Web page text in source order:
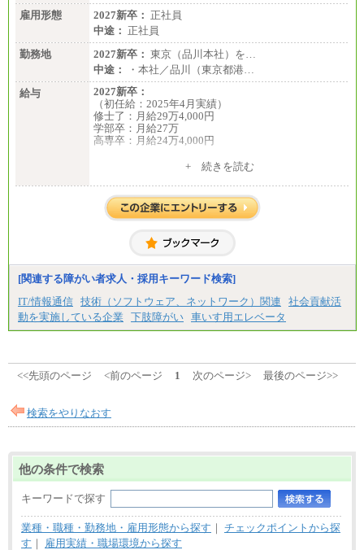
雇用形態
2027新卒： 正社員
中途： 正社員
勤務地
2027新卒： 東京（品川本社）を…
中途：
・本社／品川（東京都港…
給与
2027新卒：
（初任給：2025年4月実績）
修士了：月給29万4,000円
学部卒：月給27万
高専卒：月給24万4,000円
月給 250,000円～350,000円
想定年収 420万円～600万円
入社時の処遇（基本給・賞与）は経験・スキルを考
経験・スキルによっては、記載額を超える場合もあ
※試用期間中も給与に変更はございません。
+ 続きを読む
[関連する障がい者求人・採用キーワード検索]
IT/情報通信 技術（ソフトウェア、ネットワーク）関連
社会貢献活
動を実施している企業
下肢障がい 車いす用エレベータ
<<先頭のページ <前のページ 1 次のページ> 最後のページ>>
検索をやりなおす
他の条件で検索
キーワードで探す
業種・職種・勤務地・雇用形態から探す ｜ チェックポイントから探
す ｜ 雇用実績・職場環境から探す